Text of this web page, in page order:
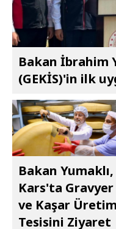
Bakan İbrahim
(GEKİS)'in ilk
Bakan Yumaklı,
Kars'ta Gravyer
ve Kaşar Üretim
Tesisini Ziyaret